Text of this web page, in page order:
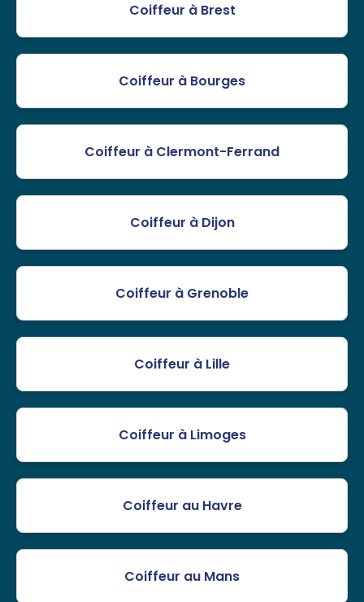
Coiffeur à Brest
Coiffeur à Bourges
Coiffeur à Clermont-Ferrand
Coiffeur à Dijon
Coiffeur à Grenoble
Coiffeur à Lille
Coiffeur à Limoges
Coiffeur au Havre
Coiffeur au Mans